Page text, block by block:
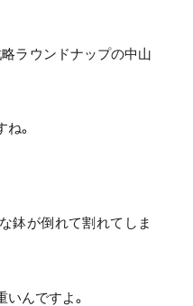
ラウンドナップの中山
。
鉢が倒れて割れてしま
んですよ。